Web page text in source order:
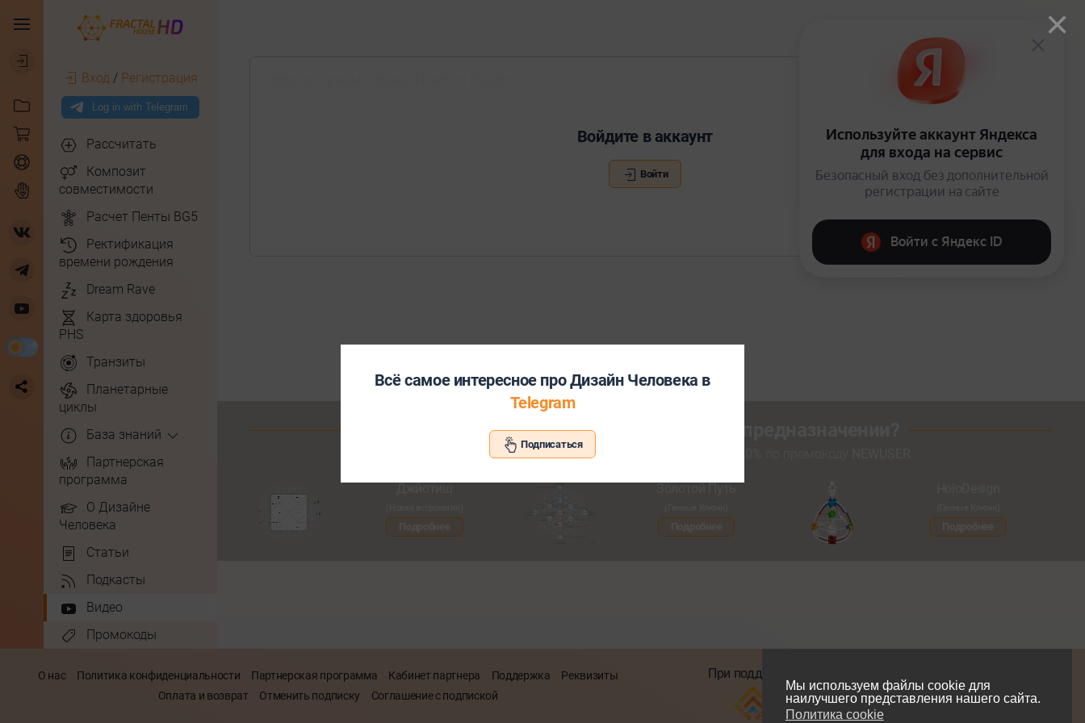
Мы используем файлы cookie для
наилучшего представления нашего сайта.
Политика cookie
Вход / Регистрация
Рассчитать
Композит
совместимости
Расчет Пенты BG5
Ректификация
времени рождения
Dream Rave
Карта здоровья
PHS
Транзиты
Планетарные
циклы
База знаний
Партнерская
программа
О Дизайне
Человека
Статьи
Подкасты
Видео
Промокоды
Войдите в аккаунт
Войти
Хотите узнать больше о себе и своем предназначении?
Познакомьтесь с другими нашими сервисами со скидкой
О нас Политика конфиденциальности Партнерская программа Кабинет партнера Поддержка
Реквизиты
Оплата и возврат
Отменить подписку Соглашение с подпиской
При поддержке
×
Всё самое интересное про Дизайн Человека в
Telegram
Подписаться